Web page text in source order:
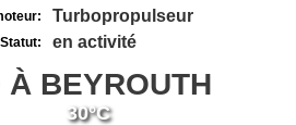
Turbopropulseur
Statut: en activité
À BEYROUTH
30°C